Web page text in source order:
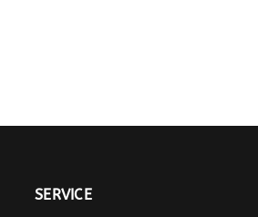
SERVICE